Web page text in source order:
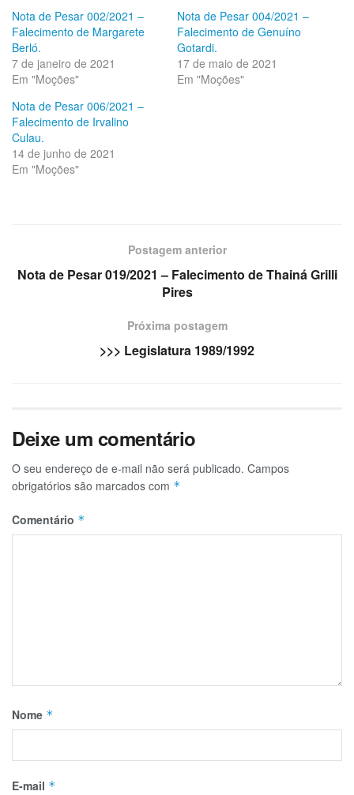
Nota de Pesar 002/2021 –
Falecimento de Margarete
Berló.
7 de janeiro de 2021
Em "Moções"
Nota de Pesar 004/2021 –
Falecimento de Genuíno
Gotardi.
17 de maio de 2021
Em "Moções"
Nota de Pesar 006/2021 –
Falecimento de Irvalino
Culau.
14 de junho de 2021
Em "Moções"
Postagem anterior
Nota de Pesar 019/2021 – Falecimento de Thainá Grilli
Pires
Próxima postagem
>>> Legislatura 1989/1992
Deixe um comentário
O seu endereço de e-mail não será publicado. Campos
obrigatórios são marcados com *
Comentário *
Nome *
E-mail *